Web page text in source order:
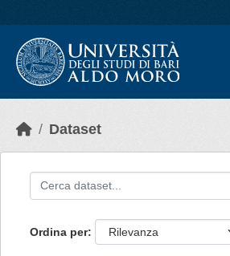
Dataset
Ordina per